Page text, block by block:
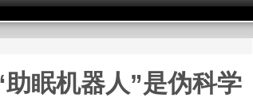
眠机器人”是伪科学